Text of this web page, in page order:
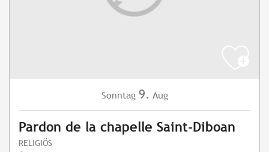
Sonntag 9. Aug
Pardon de la chapelle Saint-Diboan
RELIGIÖS